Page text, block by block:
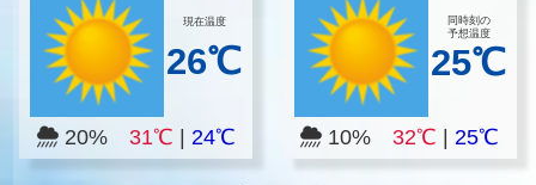
現在温度
26℃
20% 31℃ 24℃
同時刻の
予想温度
25℃
10%32℃ |25℃